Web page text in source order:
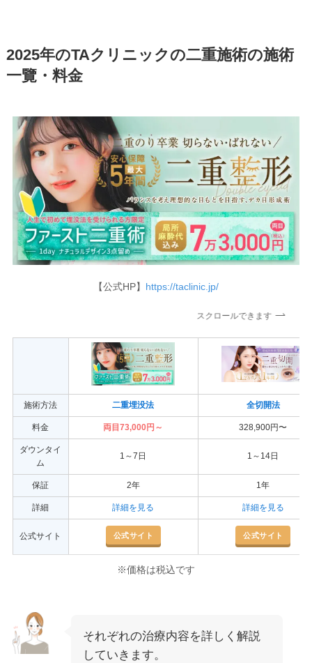
2025年のTAクリニックの二重施術の施術
一覽・料金
【公式HP】 https://taclinic.jp/
スクロールできます
施術方法 二重埋没法 全切開法
料金 両目73,000円～ 328,900円〜
ダウンタイ
ム
1～7日 1～14日
保証 2年 1年
詳細 詳細を見る 詳細を見る
公式サイト 公式サイト 公式サイト
※価格は税込です
それぞれの治療内容を詳しく解説
していきます。